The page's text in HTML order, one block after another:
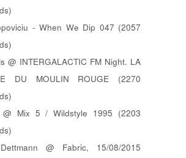
- When We Dip 047 (2057
@ INTERGALACTIC FM Night. LA
DU MOULIN ROUGE (2270
Mix 5 / Wildstyle 1995 (2203
@ Fabric, 15/08/2015